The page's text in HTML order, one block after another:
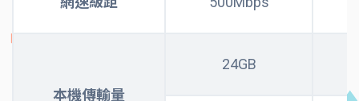
本機傳輸量
24GB